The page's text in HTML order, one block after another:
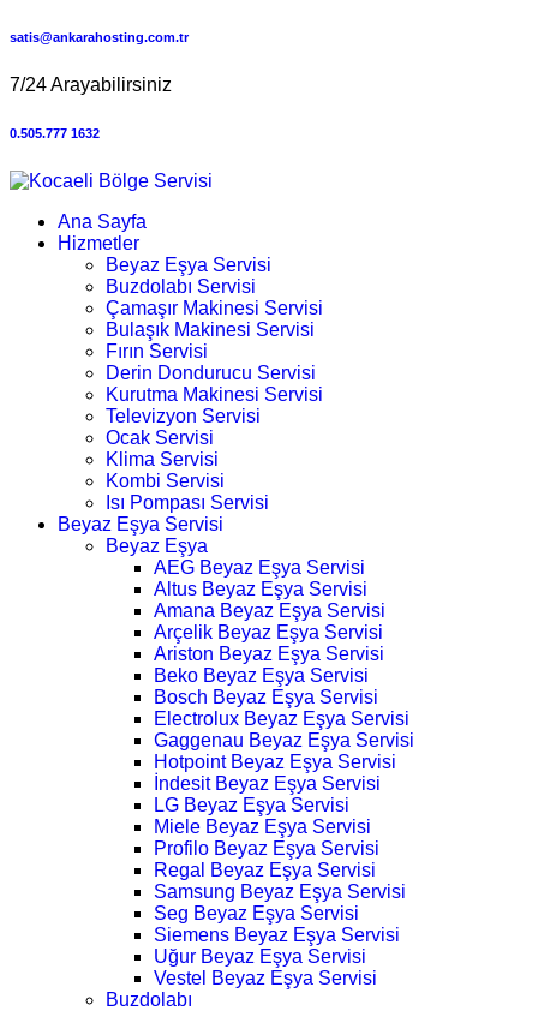
satis@ankarahosting.com.tr
7/24 Arayabilirsiniz
0.505.777 1632
Ana Sayfa
Hizmetler
Beyaz Eşya Servisi
Buzdolabı Servisi
Çamaşır Makinesi Servisi
Bulaşık Makinesi Servisi
Fırın Servisi
Derin Dondurucu Servisi
Kurutma Makinesi Servisi
Televizyon Servisi
Ocak Servisi
Klima Servisi
Kombi Servisi
Isı Pompası Servisi
Beyaz Eşya Servisi
Beyaz Eşya
AEG Beyaz Eşya Servisi
Altus Beyaz Eşya Servisi
Amana Beyaz Eşya Servisi
Arçelik Beyaz Eşya Servisi
Ariston Beyaz Eşya Servisi
Beko Beyaz Eşya Servisi
Bosch Beyaz Eşya Servisi
Electrolux Beyaz Eşya Servisi
Gaggenau Beyaz Eşya Servisi
Hotpoint Beyaz Eşya Servisi
İndesit Beyaz Eşya Servisi
LG Beyaz Eşya Servisi
Miele Beyaz Eşya Servisi
Profilo Beyaz Eşya Servisi
Regal Beyaz Eşya Servisi
Samsung Beyaz Eşya Servisi
Seg Beyaz Eşya Servisi
Siemens Beyaz Eşya Servisi
Uğur Beyaz Eşya Servisi
Vestel Beyaz Eşya Servisi
Buzdolabı